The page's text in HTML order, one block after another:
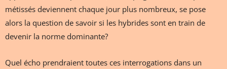
métissés deviennent chaque jour plus nombreux, se pose
alors la question de savoir si les hybrides sont en train de
devenir la norme dominante?
Quel écho prendraient toutes ces interrogations dans un